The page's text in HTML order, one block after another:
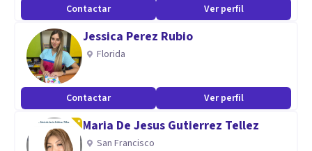
Contactar Ver perfil
Jessica Perez Rubio
Florida
Contactar Ver perfil
Maria De Jesus Gutierrez Tellez
San Francisco